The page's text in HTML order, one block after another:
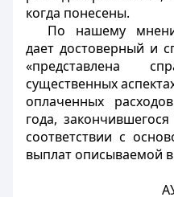
когда понесены.
По нашему
дает достоверный и
«представлена
существенных
оплаченных
года,
соответствии с
выплат описываемой